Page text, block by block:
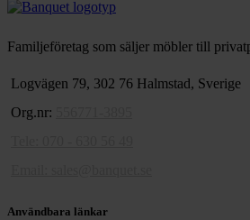
Familjeföretag som säljer möbler till
Logvägen 79, 302 76 Halmstad, Sverige
Org.nr:
Användbara länkar